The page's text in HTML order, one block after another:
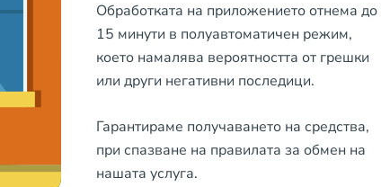
Обработката на приложението отнема до
15 минути в полуавтоматичен режим,
което намалява вероятността от грешки
или други негативни последици.
Гарантираме получаването на средства,
при спазване на правилата за обмен на
нашата услуга.